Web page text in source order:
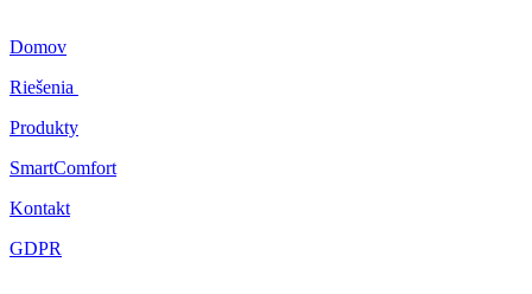
Domov
Riešenia
Produkty
SmartComfort
Kontakt
GDPR